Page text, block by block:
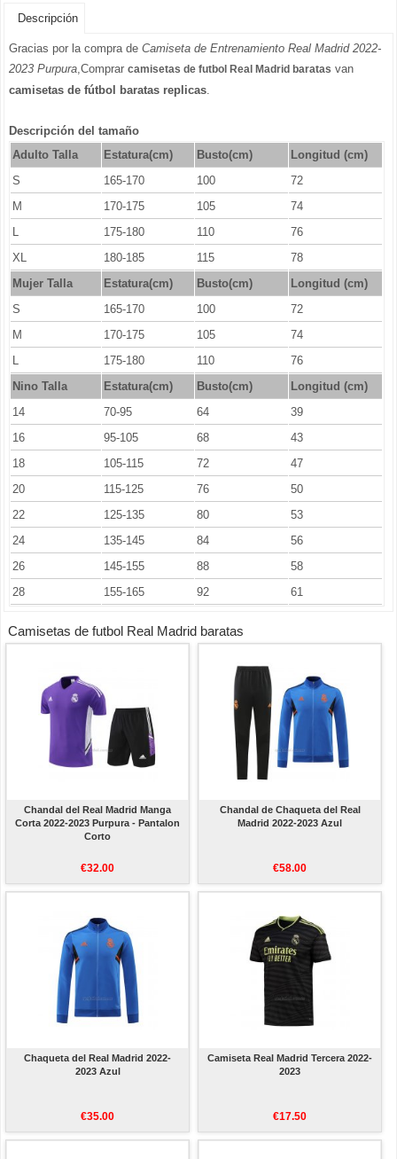
Descripción
Gracias por la compra de Camiseta de Entrenamiento Real Madrid 2022-
2023 Purpura,Comprar camisetas de futbol Real Madrid baratas van
camisetas de fútbol baratas replicas.
Descripción del tamaño
Adulto Talla
Estatura(cm) Busto(cm)
Longitud (cm)
S
165-170 100
72
M
170-175 105
74
L
175-180 110
76
XL
180-185 115
78
Mujer Talla
Estatura(cm) Busto(cm)
Longitud (cm)
S
165-170 100
72
M
170-175 105
74
L
175-180 110
76
Nino Talla
Estatura(cm) Busto(cm)
Longitud (cm)
14
70-95 64
39
16
95-105 68
43
18
105-115 72
47
20
115-125 76
50
22
125-135 80
53
24
135-145 84
56
26
145-155 88
58
28
155-165 92 61
Camisetas de futbol Real Madrid baratas
Chandal del Real Madrid Manga
Corta 2022-2023 Purpura - Pantalon
Corto
€32.00
Chandal de Chaqueta del Real
Madrid 2022-2023 Azul
€58.00
Chaqueta del Real Madrid 2022-
2023 Azul
€35.00
Camiseta Real Madrid Tercera 2022-
2023
€17.50